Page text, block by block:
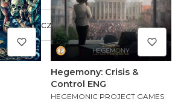
klasyczne
Hegemony: Crisis &
Control ENG
PRODUCENT
HEGEMONIC PROJECT GAMES